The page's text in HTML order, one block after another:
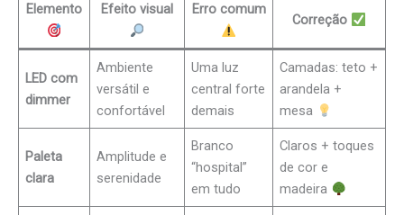
Elemento Efeito visual Erro comum
Correção
LED com
dimmer
Ambiente
versátil e
confortável
Uma luz
central forte
demais
Camadas: teto +
arandela +
mesa
Paleta
clara
Amplitude e
serenidade
Branco
“hospital”
em tudo
Claros + toques
de cor e
madeira